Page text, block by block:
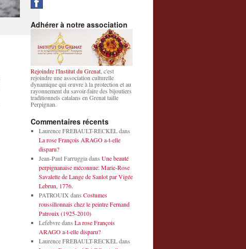
Adhérer à notre association
Rejoindre l'Institut du Grenat , c'est
rejoindre une association culturelle
dynamique qui œuvre à la protection et au
rayonnement du savoir-faire des bijoutiers
traditionnels catalans en Grenat taille
Perpignan.
Commentaires récents
Laurence FREBAULT-RECKELdans
La rose François ARAGO a-t-elle
disparu?
Jean-Paul Farruggiadans Une beauté
perpignanaise méconnue: Marie-Rose
Savalette de Lange de Sanlot par Vigée
Lebrun, 1776.
PATROUIX dans Costumes
roussillonnais chez le peintre Fernand
Patrouix (1925-2010)
Lefebvredans La rose François
ARAGO a-t-elle disparu?
Laurence FREBAULT-RECKELdans